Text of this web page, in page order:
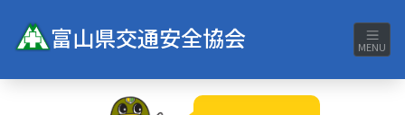
富山県交通安全協会 MENU